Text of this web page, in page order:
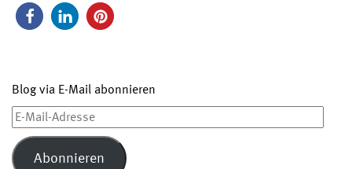
Blog via E-Mail abonnieren
E-
Mail-
Adresse
Abonnieren